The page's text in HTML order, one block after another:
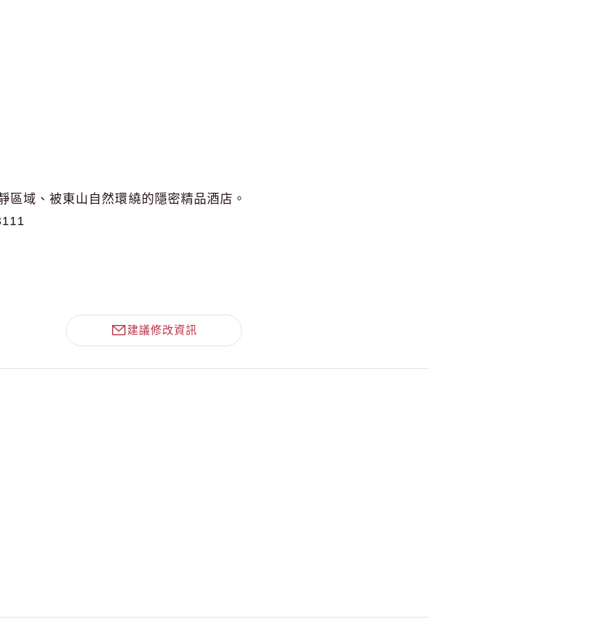
區域、被東山自然環繞的隱密精品酒店。
建議修改資訊